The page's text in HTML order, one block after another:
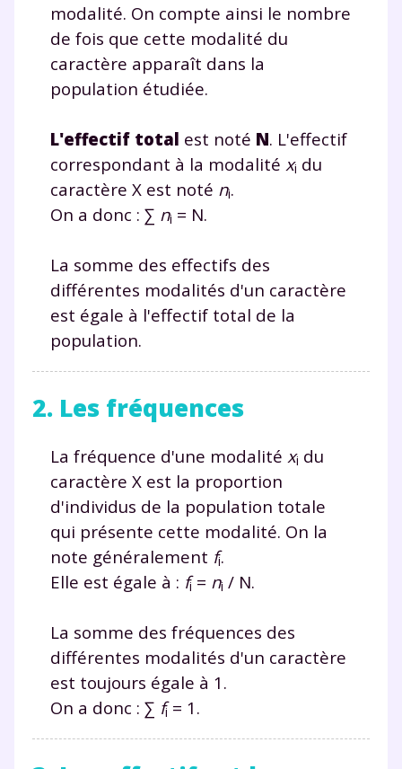
modalité. On compte ainsi le nombre
de fois que cette modalité du
caractère apparaît dans la
population étudiée.
L'effectif total est noté N. L'effectif
correspondant à la modalité xi du
caractère X est noté ni.
On a donc : ∑ ni = N.
La somme des effectifs des
différentes modalités d'un caractère
est égale à l'effectif total de la
population.
2. Les fréquences
La fréquence d'une modalité xi du
caractère X est la proportion
d'individus de la population totale
qui présente cette modalité. On la
note généralement fi.
Elle est égale à : fi= ni / N.
La somme des fréquences des
différentes modalités d'un caractère
est toujours égale à 1.
On a donc : ∑ fi= 1.